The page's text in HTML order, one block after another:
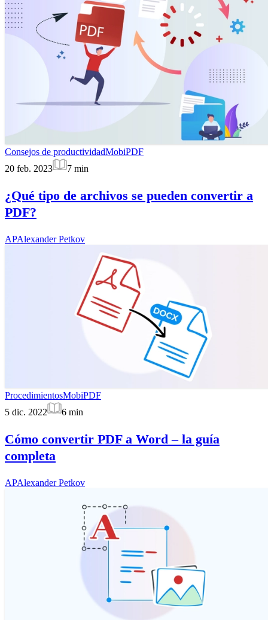
Consejos de productividadMobiPDF
20 feb. 2023
7 min
¿Qué tipo de archivos se pueden convertir a
PDF?
APAlexander Petkov
ProcedimientosMobiPDF
5 dic. 2022
6 min
Cómo convertir PDF a Word – la guía
completa
APAlexander Petkov